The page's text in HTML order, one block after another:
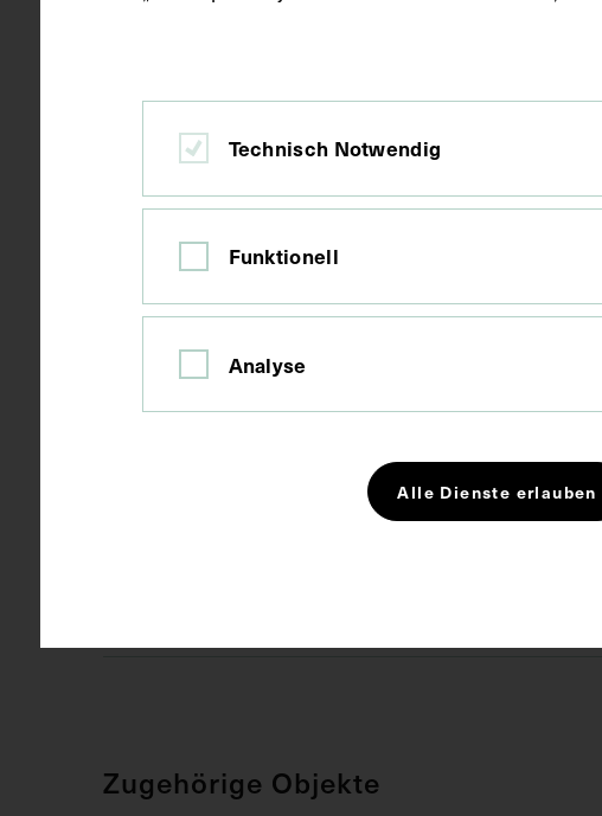
Technik Handschrift
Maße Seitenblatt 38,5 x
Kurzbeschreibung
Der Text ist die
Lehrmittel
Zugehörige Objekte
Technisch Notwendig
Funktionell
Analyse
Alle Dienste erlauben